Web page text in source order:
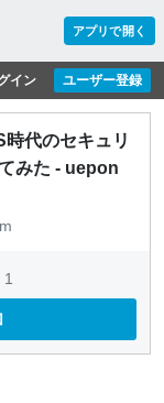
アプリで開く
ユーザー登録
イン
代のセキュリ
みた - uepon
1